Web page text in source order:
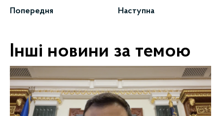
Попередня Наступна
Інші новини за темою